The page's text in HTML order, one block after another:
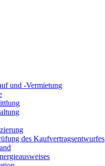
und -Vermietung
des Kaufvertragsentwurfes